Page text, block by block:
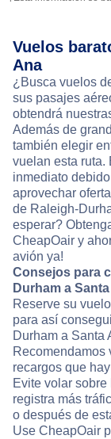
Vuelos
Ana
¿Busca vuelos
sus pasajes
obtendrá
Además de
también elegir
vuelan esta ruta.
inmediato
aprovechar
de Raleigh-
esperar?
CheapOair y
avión ya!
Consejos para
Durham a
Reserve su
para así
Durham a Santa
Recomendamos
recargos que
Evite volar
registra más
o después de
Use CheapOair